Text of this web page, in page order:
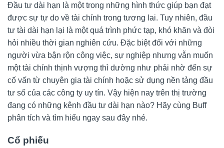
Đầu tư dài hạn là một trong những hình thức giúp bạn đạt
được sự tự do về tài chính trong tương lai. Tuy nhiên, đầu
tư tài dài hạn lại là một quá trình phức tạp, khó khăn và đòi
hỏi nhiều thời gian nghiên cứu. Đặc biệt đối với những
người vừa bận rộn công việc, sự nghiệp nhưng vẫn muốn
một tài chính thịnh vượng thì dường như phải nhờ đến sự
cố vấn từ chuyên gia tài chính hoặc sử dụng nền tảng đầu
tư số của các công ty uy tín. Vậy hiện nay trên thị trường
đang có những kênh đầu tư dài hạn nào? Hãy cùng Buff
phân tích và tìm hiểu ngay sau đây nhé.
Cổ phiếu